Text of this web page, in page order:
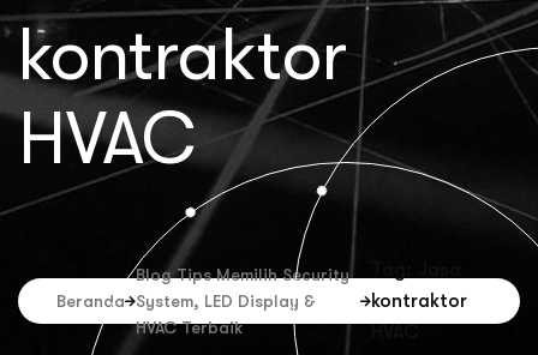
kontraktor
HVAC
Beranda
Blog Tips Memilih Security
System, LED Display &
HVAC Terbaik
kontraktor